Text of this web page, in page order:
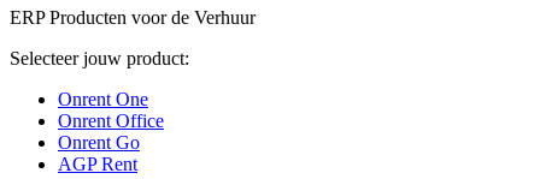
ERP Producten voor de Verhuur
Selecteer jouw product:
Onrent One
Onrent Office
Onrent Go
AGP Rent